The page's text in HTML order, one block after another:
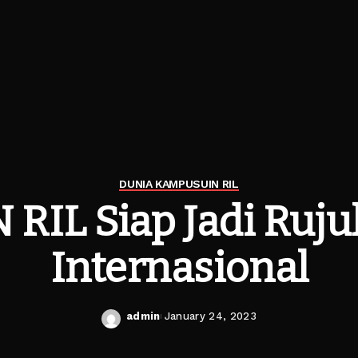
DUNIA KAMPUSUIN RIL
RIL Siap Jadi
Internasional
Posted
admin January 24, 2023